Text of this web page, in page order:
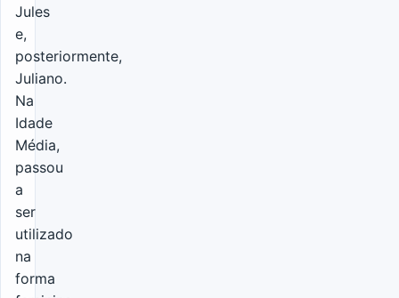
Jules
e,
posteriormente,
Juliano.
Na
Idade
Média,
passou
a
ser
utilizado
na
forma